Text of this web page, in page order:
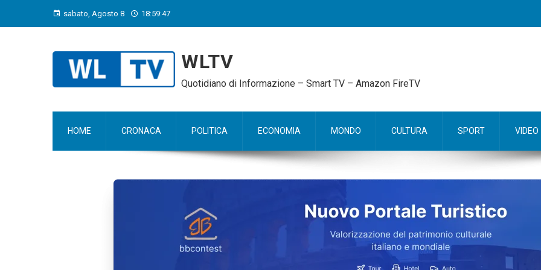
sabato, Agosto 8 18:59:49
WLTV
Quotidiano di Informazione – Smart TV – Amazon FireTV
HOME CRONACA POLITICA ECONOMIA MONDO CULTURA SPORT VIDEO